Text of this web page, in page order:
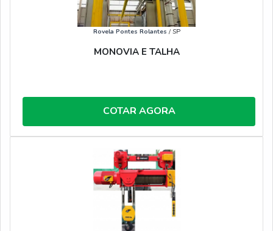
Rovela Pontes Rolantes / SP
MONOVIA E TALHA
COTAR AGORA